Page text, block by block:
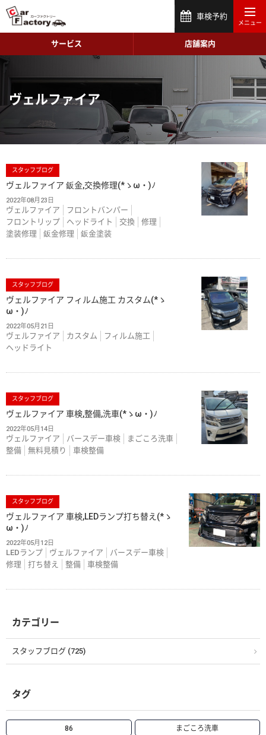
車検予約
サービス 店舗案内
ヴェルファイア
スタッフブログ
ヴェルファイア 鈑金,交換修理(*ゝω・)ﾉ
2022年08月23日
ヴェルファイア
フロントバンパー
フロントリップ
ヘッドライト 交換
修理
塗装修理
鈑金修理 鈑金塗装
スタッフブログ
ヴェルファイア フィルム施工 カスタム(*ゝ
ω・)ﾉ
2022年05月21日
ヴェルファイア カスタム
フィルム施工
ヘッドライト
スタッフブログ
ヴェルファイア 車検,整備,洗車(*ゝω・)ﾉ
2022年05月14日
ヴェルファイア バースデー車検
まごころ洗車
整備
無料見積り 車検整備
スタッフブログ
ヴェルファイア 車検,LEDランプ打ち替え(*ゝ
ω・)ﾉ
2022年05月12日
LEDランプ ヴェルファイア
バースデー車検
修理
打ち替え 整備 車検整備
カテゴリー
スタッフブログ (725)
タグ
86 まごころ洗車